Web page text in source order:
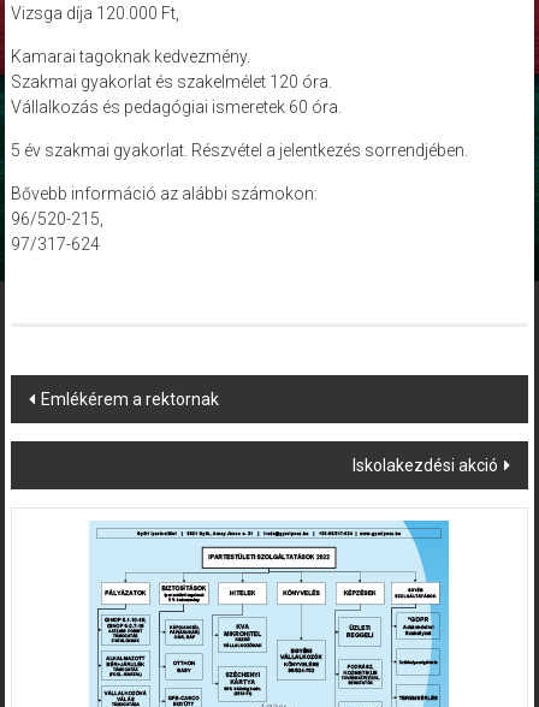
Vizsga díja 120.000 Ft,
Kamarai tagoknak kedvezmény.
Szakmai gyakorlat és szakelmélet 120 óra.
Vállalkozás és pedagógiai ismeretek 60 óra.
5 év szakmai gyakorlat. Részvétel a jelentkezés sorrendjében.
Bővebb információ az alábbi számokon:
96/520-215,
97/317-624
Post
navigation
Emlékérem a rektornak
Iskolakezdési akció